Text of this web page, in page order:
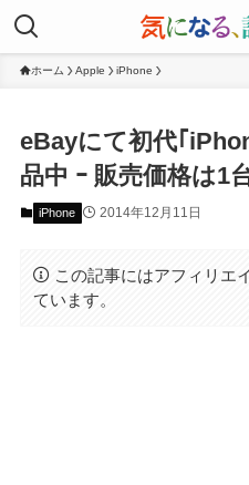
ホーム Apple iPhone
eBayにて初代｢
品中 ｰ 販売価格は1
iPhone 2014年12月11日
この記事にはアフィリエ
ています。